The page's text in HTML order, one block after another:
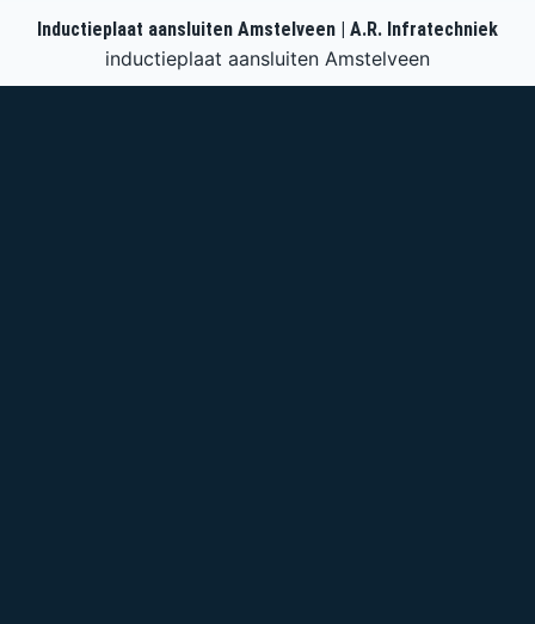
Inductieplaat aansluiten Amstelveen | A.R. Infratechniek
inductieplaat aansluiten Amstelveen